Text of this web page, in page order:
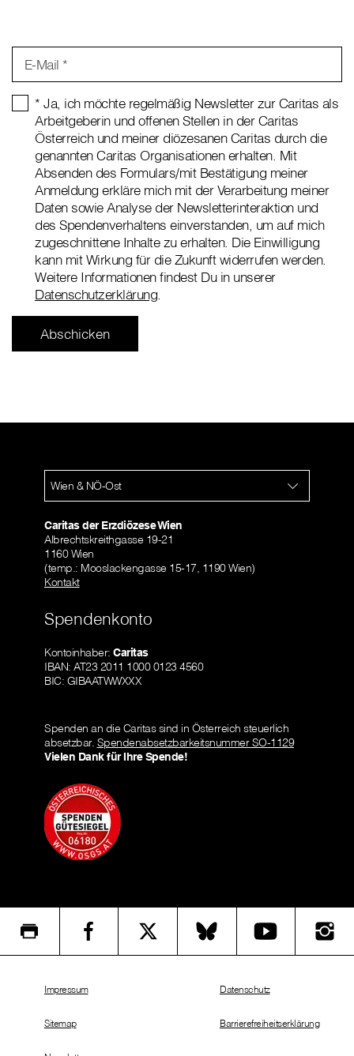
E-Mail *
* Ja, ich möchte regelmäßig Newsletter zur Caritas als
Arbeitgeberin und offenen Stellen in der Caritas
Österreich und meiner diözesanen Caritas durch die
genannten Caritas Organisationen erhalten. Mit
Absenden des Formulars/mit Bestätigung meiner
Anmeldung erkläre mich mit der Verarbeitung meiner
Daten sowie Analyse der Newsletterinteraktion und
des Spendenverhaltens einverstanden, um auf mich
zugeschnittene Inhalte zu erhalten. Die Einwilligung
kann mit Wirkung für die Zukunft widerrufen werden.
Weitere Informationen findest Du in unserer
Datenschutzerklärung.
Wien & NÖ-Ost
Caritas der Erzdiözese Wien
Albrechtskreithgasse 19-21
1160 Wien
(temp.: Mooslackengasse 15-17, 1190 Wien)
Kontakt
Spendenkonto
Kontoinhaber: Caritas
IBAN: AT23 2011 1000 0123 4560
BIC: GIBAATWWXXX
Spenden an die Caritas sind in Österreich steuerlich
absetzbar. Spendenabsetzbarkeitsnummer SO-1129
Vielen Dank für Ihre Spende!
Impressum
Sitemap
Datenschutz
Barrierefreiheitserklärung